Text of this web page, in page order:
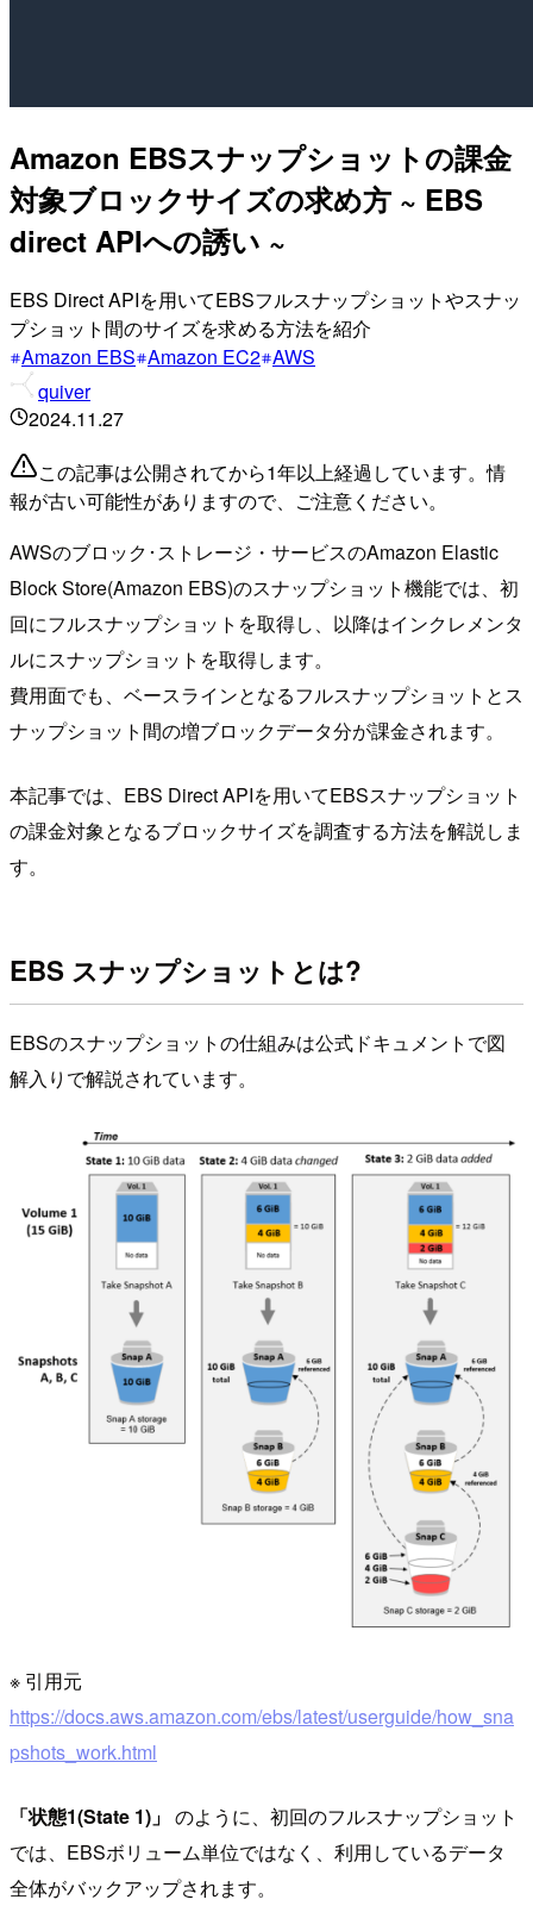
Amazon EBSスナップショットの課金
対象ブロックサイズの求め方 ~ EBS
direct APIへの誘い ~
EBS Direct APIを用いてEBSフルスナップショットやスナッ
プショット間のサイズを求める方法を紹介
Amazon EBS Amazon EC2 AWS
quiver
2024.11.27
この記事は公開されてから1年以上経過しています。情
報が古い可能性がありますので、ご注意ください。
AWSのブロック･ストレージ・サービスのAmazon Elastic
Block Store(Amazon EBS)のスナップショット機能では、初
回にフルスナップショットを取得し、以降はインクレメンタ
ルにスナップショットを取得します。
費用面でも、ベースラインとなるフルスナップショットとス
ナップショット間の増ブロックデータ分が課金されます。
本記事では、EBS Direct APIを用いてEBSスナップショット
の課金対象となるブロックサイズを調査する方法を解説しま
す。
EBS スナップショットとは?
EBSのスナップショットの仕組みは公式ドキュメントで図
解入りで解説されています。
※ 引用元
https://docs.aws.amazon.com/ebs/latest/userguide/how_sna
pshots_work.html
「状態1(State 1)」 のように、初回のフルスナップショット
では、EBSボリューム単位ではなく、利用しているデータ
全体がバックアップされます。